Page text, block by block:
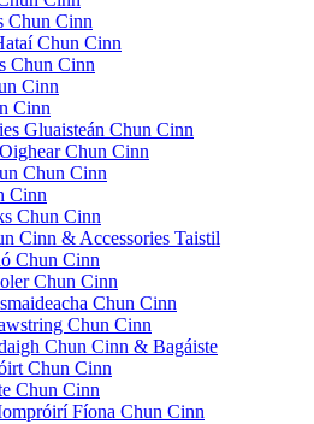
Chun Cinn
Chun Cinn
Chun Cinn
Cinn
Cinn
Gluaisteán Chun Cinn
Chun Cinn
Chun Cinn
Cinn
Chun Cinn
Cinn & Accessories Taistil
Chun Cinn
Chun Cinn
Chun Cinn
Chun Cinn
Chun Cinn & Bagáiste
Chun Cinn
Chun Cinn
Fíona Chun Cinn